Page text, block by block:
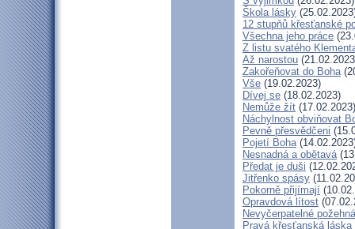
Škola lásky
12 stupňů křesťanské
Všechna jeho práce
Z listu svatého
Až narostou
Zakořeňovat do Boha
Vše (19.02.2023)
Dívej se (18.02.2023)
Nemůže žít (17.02.2023)
Náchylnost obviňovat
Pevně přesvědčeni
Pojetí Boha
Nesnadná a obětavá
Předat je duši
Jitřenko spásy
Pokorně přijímají
Opravdová lítost
Nevyčerpatelné
Pravá křesťanská láska